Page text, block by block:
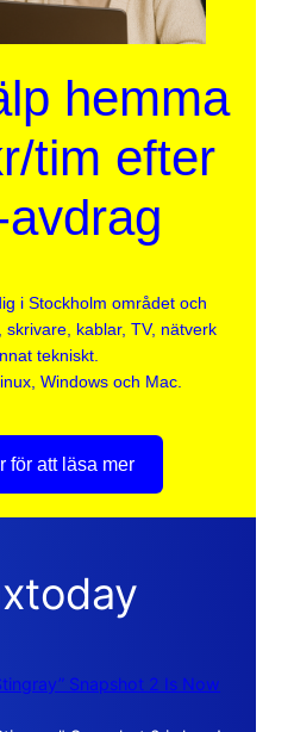
hemma
tim efter
i Stockholm området och
skrivare, kablar, TV, nätverk
tekniskt.
Windows och Mac.
för att läsa mer
Snapshot 2 Is Now